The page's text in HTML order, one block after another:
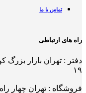
تماس با ما
راه های ارتباطی
دفتر : تهران بازار
۱۹
فروشگاه : تهران چهار